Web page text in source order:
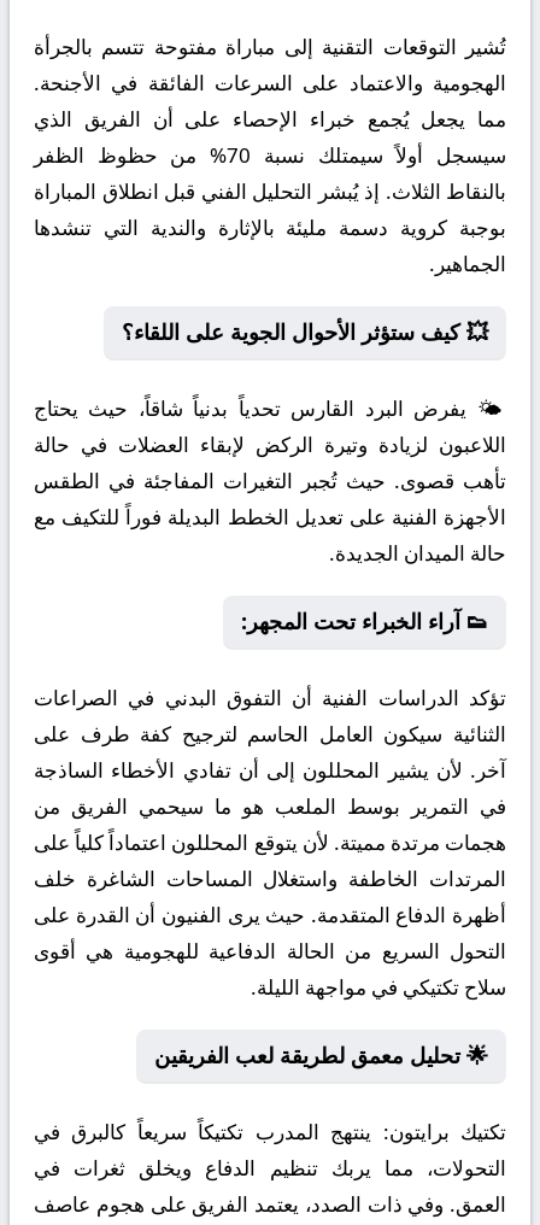
تُشير التوقعات التقنية إلى مباراة مفتوحة تتسم بالجرأة
الهجومية والاعتماد على السرعات الفائقة في الأجنحة.
مما يجعل يُجمع خبراء الإحصاء على أن الفريق الذي
سيسجل أولاً سيمتلك نسبة 70% من حظوظ الظفر
بالنقاط الثلاث. إذ يُبشر التحليل الفني قبل انطلاق المباراة
بوجبة كروية دسمة مليئة بالإثارة والندية التي تنشدها
الجماهير.
💥 كيف ستؤثر الأحوال الجوية على اللقاء؟
🌤️ يفرض البرد القارس تحدياً بدنياً شاقاً، حيث يحتاج
اللاعبون لزيادة وتيرة الركض لإبقاء العضلات في حالة
تأهب قصوى. حيث تُجبر التغيرات المفاجئة في الطقس
الأجهزة الفنية على تعديل الخطط البديلة فوراً للتكيف مع
حالة الميدان الجديدة.
👟 آراء الخبراء تحت المجهر:
تؤكد الدراسات الفنية أن التفوق البدني في الصراعات
الثنائية سيكون العامل الحاسم لترجيح كفة طرف على
آخر. لأن يشير المحللون إلى أن تفادي الأخطاء الساذجة
في التمرير بوسط الملعب هو ما سيحمي الفريق من
هجمات مرتدة مميتة. لأن يتوقع المحللون اعتماداً كلياً على
المرتدات الخاطفة واستغلال المساحات الشاغرة خلف
أظهرة الدفاع المتقدمة. حيث يرى الفنيون أن القدرة على
التحول السريع من الحالة الدفاعية للهجومية هي أقوى
سلاح تكتيكي في مواجهة الليلة.
🌟 تحليل معمق لطريقة لعب الفريقين
تكتيك برايتون: ينتهج المدرب تكتيكاً سريعاً كالبرق في
التحولات، مما يربك تنظيم الدفاع ويخلق ثغرات في
العمق. وفي ذات الصدد، يعتمد الفريق على هجوم عاصف